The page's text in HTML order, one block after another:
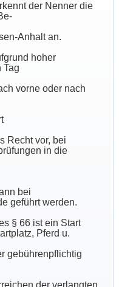
der Nenner die
Anhalt an.
hoher
Tag
vorne oder nach
Recht vor, bei
in die
bei
geführt werden.
§ 66 ist ein Start
Pferd u.
gebührenpflichtig
der verlangten